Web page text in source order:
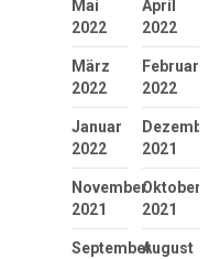
Mai
2022
April
2022
März
2022
Februar
2022
Januar
2022
2021
November
2021
Oktober
2021
SeptemberAugust